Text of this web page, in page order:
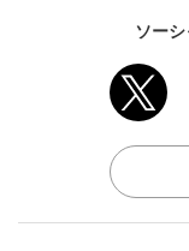
ソー